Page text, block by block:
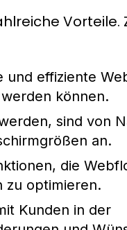
Vorteile.
und effiziente
können.
sind von
an.
die
zu optimieren.
Kunden in der